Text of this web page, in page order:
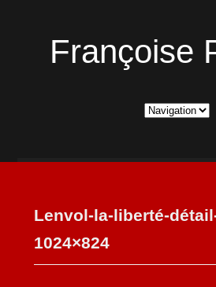
Françoise
Lenvol-la-liberté-
1024×824